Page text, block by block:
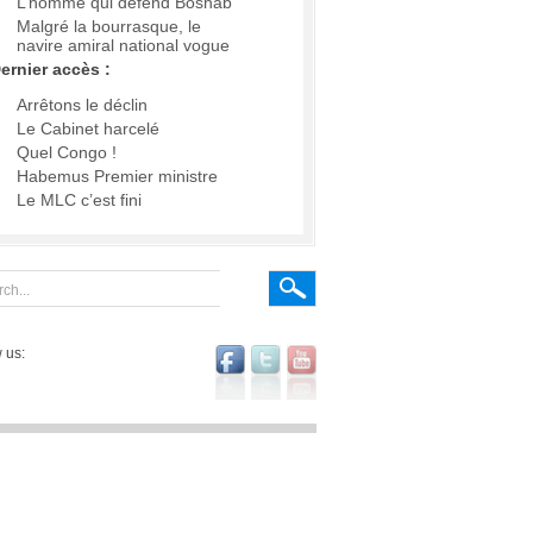
Malgré la bourrasque, le
navire amiral national vogue
accès :
Arrêtons le déclin
Le Cabinet harcelé
Quel Congo !
Habemus Premier ministre
Le MLC c’est fini
us: